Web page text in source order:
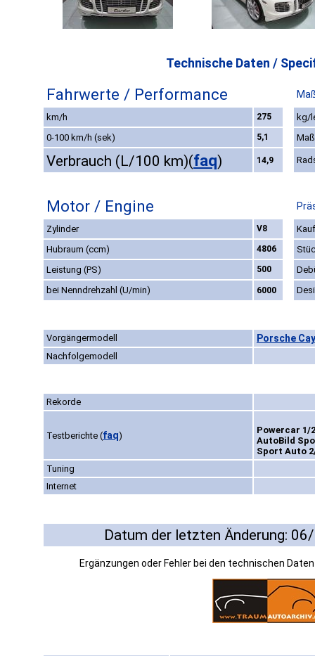
Technische Daten /
Fahrwerte / Performance
km/h 275
kg/
0-100 km/h (sek)
5,1
Verbrauch (L/100 km)(faq) 14,9
Motor / Engine
Zylinder V8
Hubraum (ccm)
4806
Leistung (PS)
500
bei Nenndrehzahl (U/min)
6000
Vorgängermodell Porsche
Nachfolgemodell
Rekorde
Testberichte (faq)
Powercar 1/
AutoBild
Sport Auto
Tuning
Internet
Datum der letzten Änderung:
Ergänzungen oder Fehler bei den technischen